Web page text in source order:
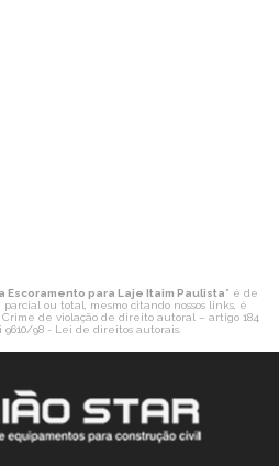
Escoramento para Laje Itaim Paulista" é de
ou total, mesmo citando nossos links, é
de violação de direito autoral – artigo 184
9610/98 - Lei de direitos autorais.